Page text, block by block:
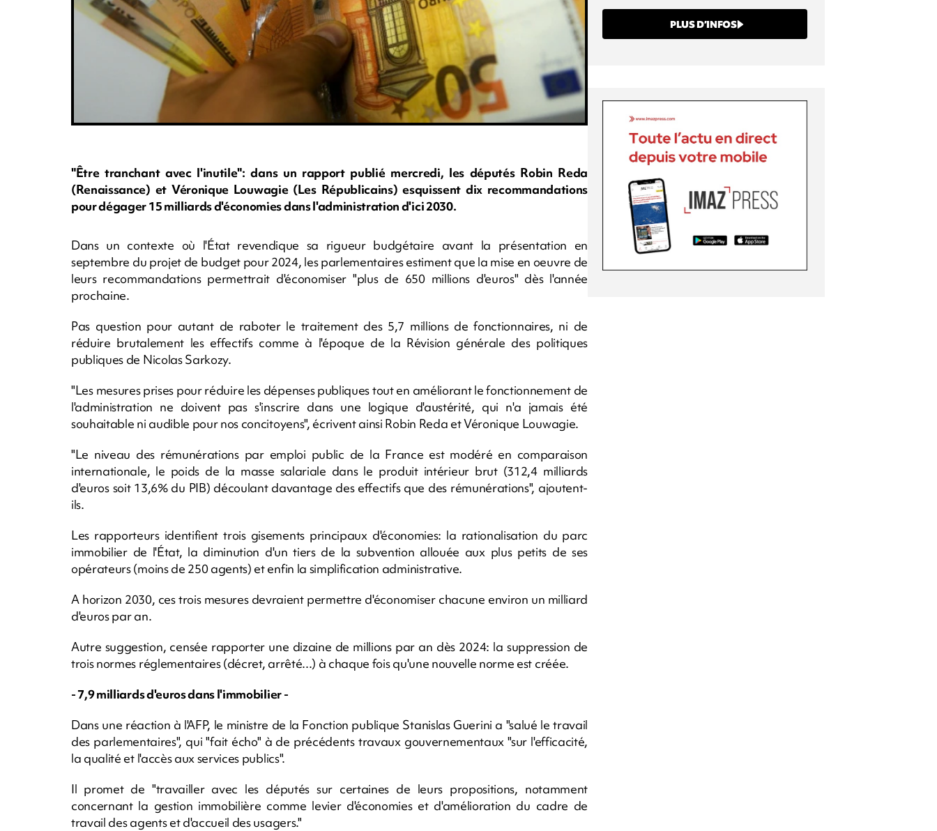
"Être tranchant avec l'inutile": dans un rapport publié mercredi, les députés Robin Reda
(Renaissance) et Véronique Louwagie (Les Républicains) esquissent dix recommandations
pour dégager 15 milliards d'économies dans l'administration d'ici 2030.
Dans un contexte où l'État revendique sa rigueur budgétaire avant la présentation en
septembre du projet de budget pour 2024, les parlementaires estiment que la mise en oeuvre de
leurs recommandations permettrait d'économiser "plus de 650 millions d'euros" dès l'année
prochaine.
Pas question pour autant de raboter le traitement des 5,7 millions de fonctionnaires, ni de
réduire brutalement les effectifs comme à l'époque de la Révision générale des politiques
publiques de Nicolas Sarkozy.
"Les mesures prises pour réduire les dépenses publiques tout en améliorant le fonctionnement de
l'administration ne doivent pas s'inscrire dans une logique d'austérité, qui n'a jamais été
souhaitable ni audible pour nos concitoyens", écrivent ainsi Robin Reda et Véronique Louwagie.
"Le niveau des rémunérations par emploi public de la France est modéré en comparaison
internationale, le poids de la masse salariale dans le produit intérieur brut (312,4 milliards
d'euros soit 13,6% du PIB) découlant davantage des effectifs que des rémunérations", ajoutent-
ils.
Les rapporteurs identifient trois gisements principaux d'économies: la rationalisation du parc
immobilier de l'État, la diminution d'un tiers de la subvention allouée aux plus petits de ses
opérateurs (moins de 250 agents) et enfin la simplification administrative.
A horizon 2030, ces trois mesures devraient permettre d'économiser chacune environ un milliard
d'euros par an.
Autre suggestion, censée rapporter une dizaine de millions par an dès 2024: la suppression de
trois normes réglementaires (décret, arrêté...) à chaque fois qu'une nouvelle norme est créée.
- 7,9 milliards d'euros dans l'immobilier -
Dans une réaction à l'AFP, le ministre de la Fonction publique Stanislas Guerini a "salué le travail
des parlementaires", qui "fait écho" à de précédents travaux gouvernementaux "sur l'efficacité,
la qualité et l'accès aux services publics".
Il promet de "travailler avec les députés sur certaines de leurs propositions, notamment
concernant la gestion immobilière comme levier d'économies et d'amélioration du cadre de
travail des agents et d'accueil des usagers."
PLUS D’INFOS